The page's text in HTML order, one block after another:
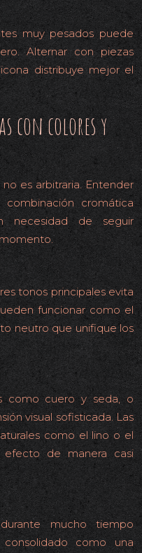
muy pesados puede
Alternar con piezas
distribuye mejor el
con colores y
es arbitraria. Entender
cromática
necesidad de seguir
tonos principales evita
funcionar como el
neutro que unifique los
como cuero y seda, o
visual sofisticada. Las
como el lino o el
efecto de manera casi
mucho tiempo
como una